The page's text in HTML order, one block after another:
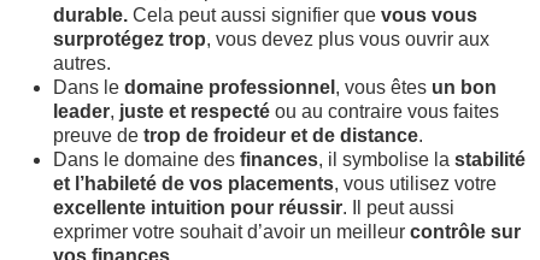
durable. Cela peut aussi signifier que vous vous
surprotégez trop, vous devez plus vous ouvrir aux
autres.
Dans le domaine professionnel , vous êtes un bon
leader, juste et respecté ou au contraire vous faites
preuve de trop de froideur et de distance.
Dans le domaine des finances, il symbolise la stabilité
et l’habileté de vos placements, vous utilisez votre
excellente intuition pour réussir. Il peut aussi
exprimer votre souhait d’avoir un meilleur contrôle sur